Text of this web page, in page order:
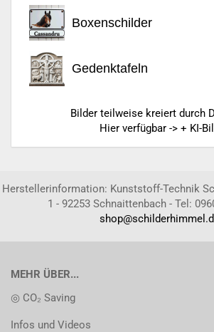
Boxenschilder
Gedenktafeln
Bilder teilweise kreiert durch
Hier verfügbar -> + KI-
Herstellerinformation: Kunststoff-Technik
1 - 92253 Schnaittenbach - Tel:
MEHR ÜBER...
◎ CO₂ Saving
Infos und Videos